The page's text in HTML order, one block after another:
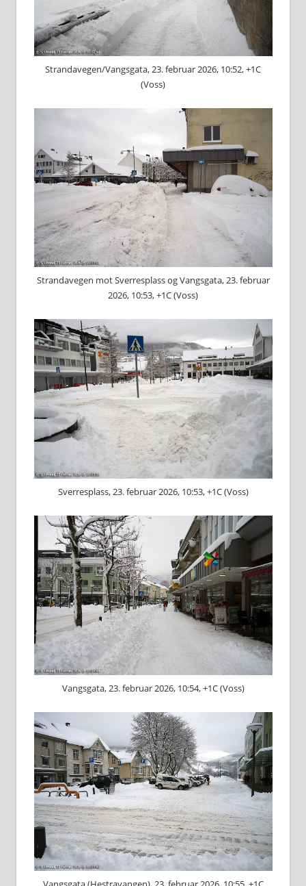
Strandavegen/Vangsgata, 23. februar 2026, 10:52, +1C
(Voss)
Strandavegen mot Sverresplass og Vangsgata, 23. februar
2026, 10:53, +1C (Voss)
Sverresplass, 23. februar 2026, 10:53, +1C (Voss)
Vangsgata, 23. februar 2026, 10:54, +1C (Voss)